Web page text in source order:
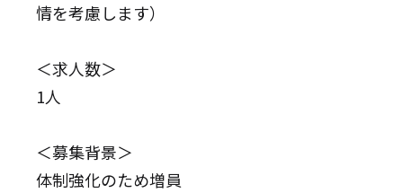
情を考慮します）
＜求人数＞
1人
＜募集背景＞
体制強化のため増員